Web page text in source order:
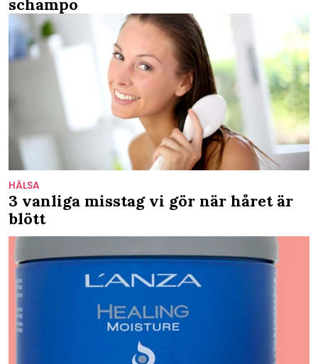
HÄLSA
3 vanliga misstag vi gör när håret är
blött